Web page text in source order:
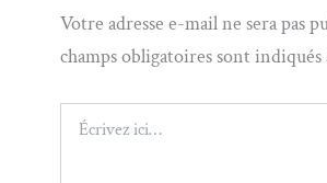
Votre adresse e-mail ne sera pas
champs obligatoires sont indiqués
ici…